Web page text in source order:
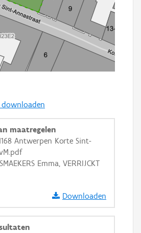
maatregelen
Antwerpen Korte Sint-
Emma, VERRIJCKT
Downloaden